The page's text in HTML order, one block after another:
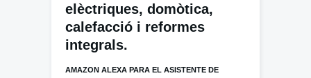
elèctriques, domòtica,
calefacció i reformes
integrals.
AMAZON ALEXA PARA EL ASISTENTE DE